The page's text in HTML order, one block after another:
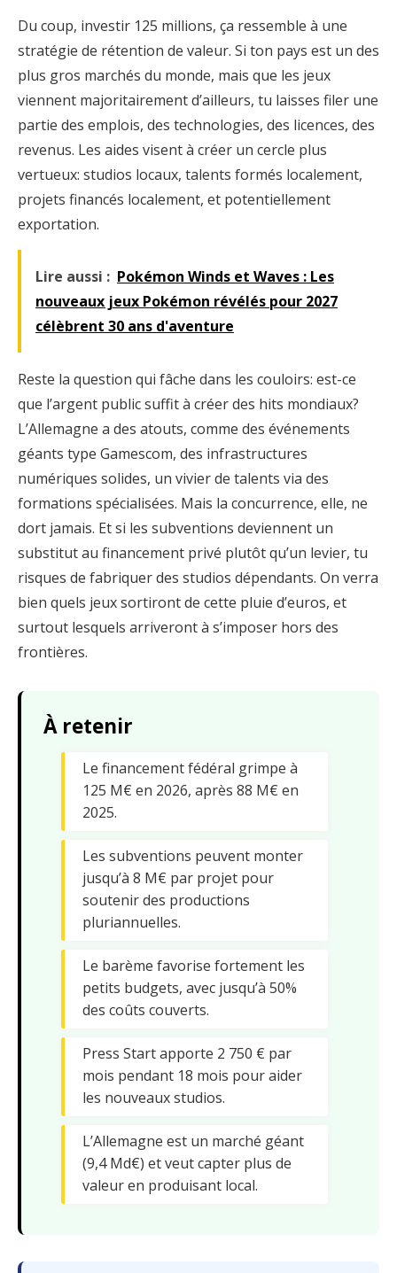
Du coup, investir 125 millions, ça ressemble à une
stratégie de rétention de valeur. Si ton pays est un des
plus gros marchés du monde, mais que les jeux
viennent majoritairement d’ailleurs, tu laisses filer une
partie des emplois, des technologies, des licences, des
revenus. Les aides visent à créer un cercle plus
vertueux: studios locaux, talents formés localement,
projets financés localement, et potentiellement
exportation.
Lire aussi : Pokémon Winds et Waves : Les
nouveaux jeux Pokémon révélés pour 2027
célèbrent 30 ans d'aventure
Reste la question qui fâche dans les couloirs: est-ce
que l’argent public suffit à créer des hits mondiaux?
L’Allemagne a des atouts, comme des événements
géants type Gamescom, des infrastructures
numériques solides, un vivier de talents via des
formations spécialisées. Mais la concurrence, elle, ne
dort jamais. Et si les subventions deviennent un
substitut au financement privé plutôt qu’un levier, tu
risques de fabriquer des studios dépendants. On verra
bien quels jeux sortiront de cette pluie d’euros, et
surtout lesquels arriveront à s’imposer hors des
frontières.
À retenir
Le financement fédéral grimpe à
125 M€ en 2026, après 88 M€ en
2025.
Les subventions peuvent monter
jusqu’à 8 M€ par projet pour
soutenir des productions
pluriannuelles.
Le barème favorise fortement les
petits budgets, avec jusqu’à 50%
des coûts couverts.
Press Start apporte 2 750 € par
mois pendant 18 mois pour aider
les nouveaux studios.
L’Allemagne est un marché géant
(9,4 Md€) et veut capter plus de
valeur en produisant local.